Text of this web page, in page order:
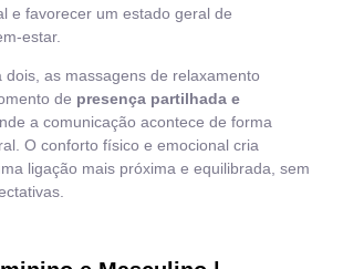
e favorecer um estado geral de
estar.
dois, as massagens de relaxamento
de presença partilhada e
a comunicação acontece de forma
O conforto físico e emocional cria
ligação mais próxima e equilibrada, sem